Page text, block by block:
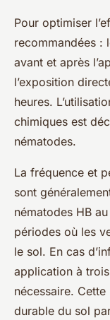
Pour optimiser
recommandées :
avant et après
l’exposition
heures.
chimiques est
nématodes.
La fréquence et
sont
nématodes HB
périodes où les
le sol. En cas
application à
nécessaire.
durable du sol